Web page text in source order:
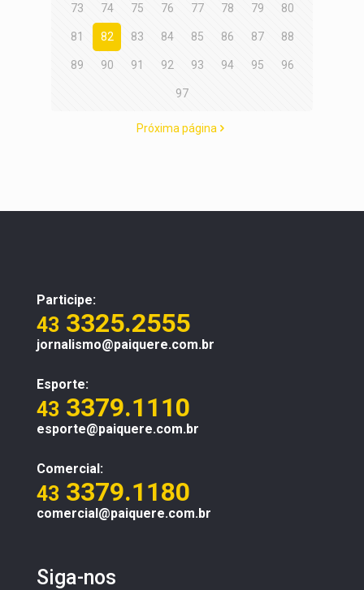
73 74 75 76 77 78 79 80
81 82 83 84 85 86 87 88
89 90 91 92 93 94 95 96
97
Próxima página
Participe:
43 3325.2555
jornalismo@paiquere.com.br
Esporte:
43 3379.1110
esporte@paiquere.com.br
Comercial:
43 3379.1180
comercial@paiquere.com.br
Siga-nos